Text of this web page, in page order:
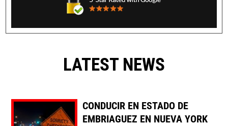
LATEST NEWS
CONDUCIR EN ESTADO DE
EMBRIAGUEZ EN NUEVA YORK